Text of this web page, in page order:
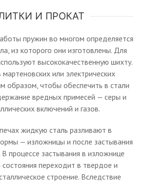
И ПРОКАТ
пружин во многом определяется
из которого они изготовлены. Для
высококачественную шихту.
или электрических
образом, чтобы обеспечить в стали
вредных примесей — серы и
включений и газов.
жидкую сталь разливают в
— изложницы и после застывания
процессе застывания в изложнице
переходит в твердое и
строение. Вследствие